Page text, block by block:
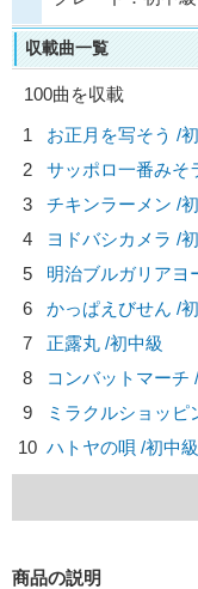
収載曲一覧
100曲を収載
1
お正月を写そう /
2
サッポロ一番みそ
3
チキンラーメン /
4
ヨドバシカメラ /
5
明治ブルガリアヨ
6
かっぱえびせん /
7
正露丸 /初中級
8
コンバットマーチ
9
ミラクルショッピ
10 ハトヤの唄 /初中級
商品の説明